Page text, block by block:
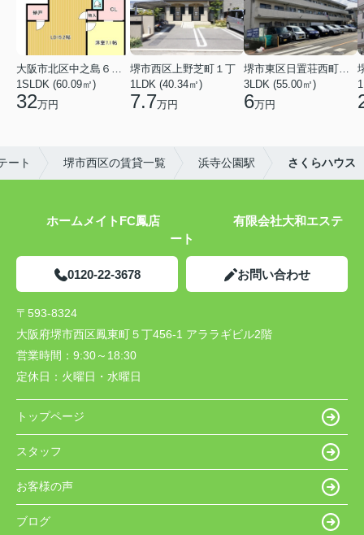
1SLDK (60.09㎡)
32万円
堺市西区上野芝町１丁
1LDK (40.34㎡)
7.7万円
3LDK (55.00㎡)
6万円
ート 堺市西区の賃貸一覧 浜寺公園駅 さくらハウス
ホームメイトFC鳳店 有限会社大和エステ
ート
0120-22-3678 お問い合わせ
〒593-8324
大阪府堺市西区鳳東町５丁456-1 アララギビル2階
営業時間： 9:30～18:30
定休日： 火曜日・水曜日
トップページ
スタッフ
お客様の声
ブログ